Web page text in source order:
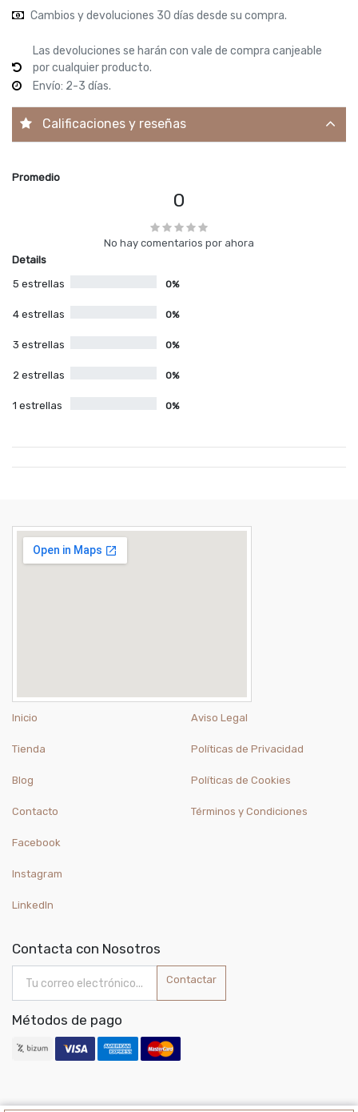
Cambios y devoluciones 30 días desde su compra.
Las devoluciones se harán con vale de compra canjeable
por cualquier producto.
Envío: 2-3 días.
Calificaciones y reseñas
Promedio
0
No hay comentarios por ahora
Details
5 estrellas
0%
4 estrellas 0%
3 estrellas 0%
2 estrellas 0%
1 estrellas 0%
Inicio
Tienda
Blog
Contacto
Aviso Legal
Políticas de Privacidad
Políticas de Cookies
Términos y Condiciones
Facebook
Instagram
LinkedIn
Contacta con Nosotros
Contactar
Métodos de pago